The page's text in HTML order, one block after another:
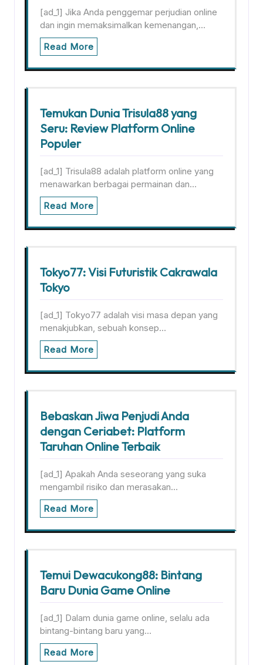
[ad_1] Jika Anda penggemar perjudian online
dan ingin memaksimalkan kemenangan,…
Read More
Temukan Dunia Trisula88 yang
Seru: Review Platform Online
Populer
[ad_1] Trisula88 adalah platform online yang
menawarkan berbagai permainan dan…
Read More
Tokyo77: Visi Futuristik Cakrawala
Tokyo
[ad_1] Tokyo77 adalah visi masa depan yang
menakjubkan, sebuah konsep…
Read More
Bebaskan Jiwa Penjudi Anda
dengan Ceriabet: Platform
Taruhan Online Terbaik
[ad_1] Apakah Anda seseorang yang suka
mengambil risiko dan merasakan…
Read More
Temui Dewacukong88: Bintang
Baru Dunia Game Online
[ad_1] Dalam dunia game online, selalu ada
bintang-bintang baru yang…
Read More